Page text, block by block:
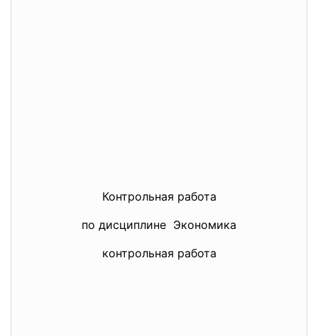
Контрольная работа
по дисциплине Экономика
контрольная работа